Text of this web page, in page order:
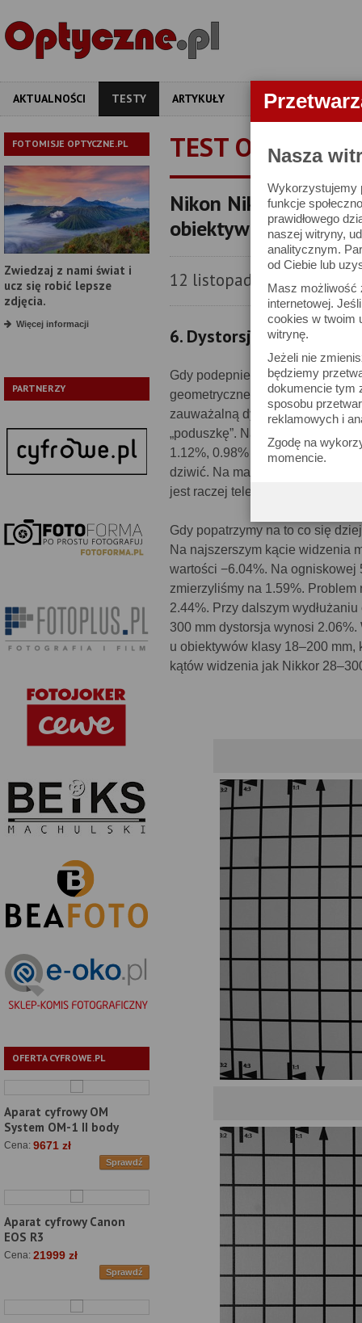
Nasza
Wykorzystujemy
funkcje
prawidłowego
naszej witryny,
analitycznym.
od Ciebie lub
Masz możliwość
internetowej.
cookies w twoim
witrynę.
Jeżeli nie
będziemy
dokumencie tym
sposobu
reklamowych i
Zgodę na
momencie.
AKTUALNOŚCI TESTY ARTYKUŁY APARATY
FOTOMISJE OPTYCZNE.PL
Zwiedzaj z nami świat i
ucz się robić lepsze
zdjęcia.
Więcej informacji
PARTNERZY
OFERTA CYFROWE.PL
Aparat cyfrowy OM
System OM-1 II body
Cena: 9671 zł
Sprawdź
Aparat cyfrowy Canon
EOS R3
Cena: 21999 zł
Sprawdź
TEST
Nikon Nikkor AF-S
obiektywu
12 listopada 2010
6. Dystorsja
Gdy podepniemy Nikkora
geometryczne na brzegu kadru
zauważalną dystorsję beczkową
„poduszkę”. Na ogniskowych
1.12%, 0.98% i 0.97%. Tak jak
dziwić. Na matrycy DX
jest raczej teleobiektywem, a
Gdy popatrzymy na to co się
Na najszerszym kącie widzenia
wartości −6.04%. Na ogniskowej
zmierzyliśmy na 1.59%.
2.44%. Przy dalszym
300 mm dystorsja wynosi
u obiektywów klasy 18–200 mm,
kątów widzenia jak Nikkor